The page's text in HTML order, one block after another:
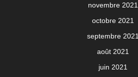
novembre 2021
octobre 2021
septembre 2021
août 2021
juin 2021